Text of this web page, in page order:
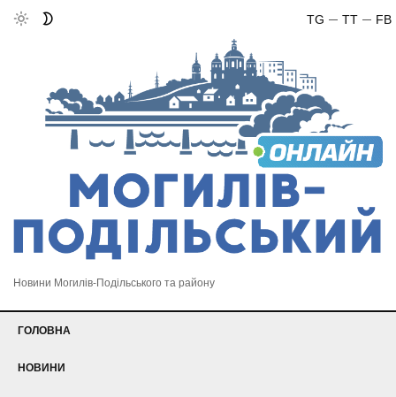
FB
TT
TG
Новини Могилів-Подільського та району
ГОЛОВНА
НОВИНИ